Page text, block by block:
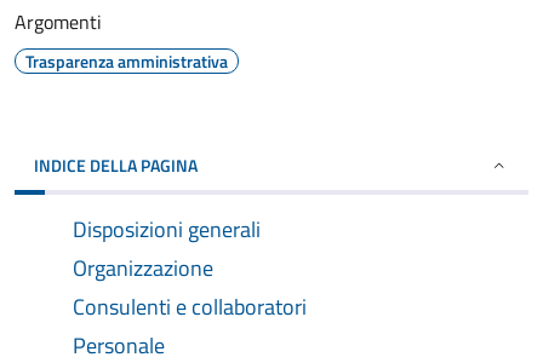
Argomenti
Trasparenza amministrativa
INDICE DELLA PAGINA
Disposizioni generali
Organizzazione
Consulenti e collaboratori
Personale